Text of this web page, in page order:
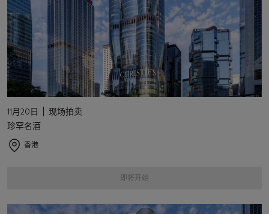
11月20日
现场拍卖
珍罕名酒
香港
即将开始